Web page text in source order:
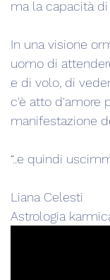
ma la capacità
In una visione
uomo di
e di volo, di
c'è atto d'amore
manifestazione
“..e quindi
Liana Celesti
Astrologia